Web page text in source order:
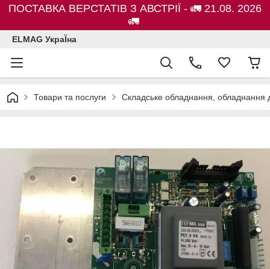
ПОСТАВКА ВЕРСТАТІВ З АВСТРІЇ - 🚛 21.08. 2026
🚛
ELMAG УкраЇна
Товари та послуги Складське обладнання, обладнання